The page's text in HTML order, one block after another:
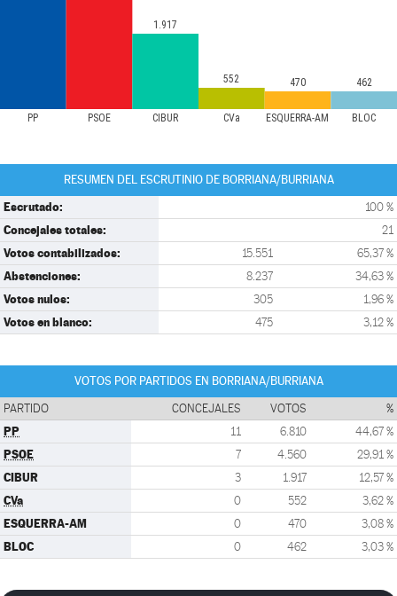
PP PSOE CIBUR CVa ESQUERRA-AM BLOC
1.917
552 470 462
RESUMEN DEL ESCRUTINIO DE BORRIANA/BURRIANA
Escrutado: 100 %
Concejales totales: 21
Votos contabilizados: 15.551 65,37 %
Abstenciones: 8.237 34,63 %
Votos nulos: 305 1,96 %
Votos en blanco: 475 3,12 %
VOTOS POR PARTIDOS EN BORRIANA/BURRIANA
PARTIDO CONCEJALES VOTOS %
PP 11 6.810 44,67 %
PSOE 7 4.560 29,91 %
CIBUR 3 1.917 12,57 %
CVa 0 552 3,62 %
ESQUERRA-AM 0 470 3,08 %
BLOC 0 462 3,03 %